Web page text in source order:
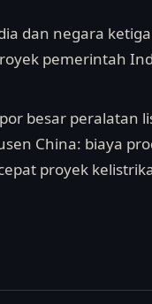
dan negara
pemerintah
besar peralatan
China: biaya
proyek